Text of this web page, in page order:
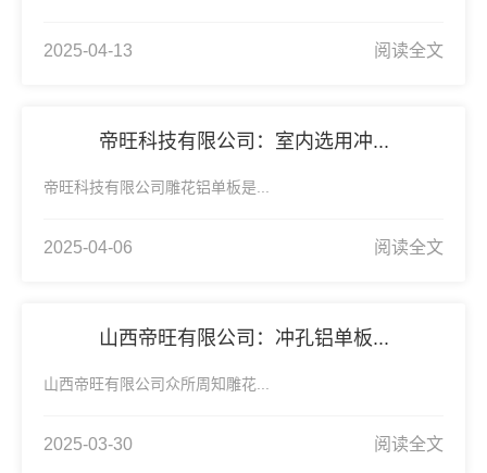
2025-04-13 阅读全文
帝旺科技有限公司：室内选用冲...
帝旺科技有限公司雕花铝单板是...
2025-04-06 阅读全文
山西帝旺有限公司：冲孔铝单板...
山西帝旺有限公司众所周知雕花...
2025-03-30 阅读全文